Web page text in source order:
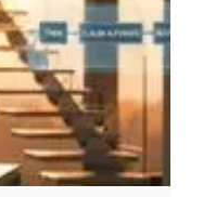
CADA
la persona [o